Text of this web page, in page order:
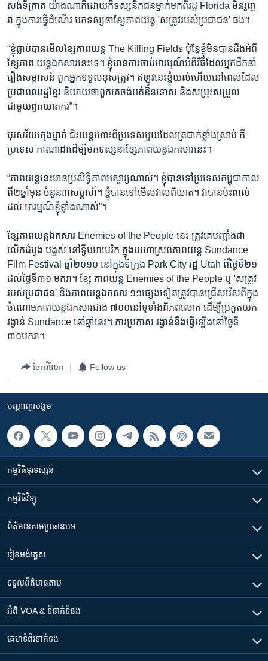
សង់ទីក្រាត យ៉ាង​ណា​ក៏​ដោយ​ក៏​ទស្សនិកជន​ម្នាក់​មក​ពី​រដ្ឋ Florida មិន​រួញ​
រា ក្នុង​ការ​ធ្វើ​ដំណើរ មក​ទស្សនា​ខ្សែភាពយន្ត 'សត្រូវ​របស់​ប្រជាជន' ផង។
“ខ្ញុំ​ធ្លាប់​បាន​មើល​ខ្សែ​ភាព​យន្ត The Killing Fields ប៉ុន្តែ​ខ្ញុំ​មិន​បាន​ដឹង​អំពី​
ខ្សែភាព យន្ត​ឯកសារ​នេះ​ទេ។​ ខ្ញុំ​មាន​ការ​ចាប់​អារម្មណ៍​អំពី​វិធី​ដែល​អ្នក​ដឹកនាំ​
រឿង​សម្ភាសន៍ ពួក​អ្នក​ទទួល​ខុស​ត្រូវ។ ឥឡូវ​នេះ​ខ្ញុំ​យល់​ហើយ​នៅ​ពេល​ដែល​
ប្រជាពលរដ្ឋ​ខ្មែរ និយាយ​ថា​ពួកគេ​ចង់​អត់​ឱន​ទោស និង​សម្រុះ​សម្រួល​
ជាមួយ​ពួក​ឃាតករ”។
បុរស​វ័យ​ក្មេង​ម្នាក់​ ជិះ​យន្តហោះ​ពី​ប្រទេស​មួយ​ដែល​ត្រជាក់​ខ្លាំង​ស្រាប់​ គឺ​
ប្រទេស កាណាដា​ដើម្បី​មក​ទស្សនា​ខ្សែភាពយន្ត​ឯកសារ​នេះ។
“ភាពយន្ត​នេះ​មាន​ប្រសិទ្ធិភាព​អស្ចារ្យ​ណាស់។ ខ្ញុំ​បាន​ទៅ​ប្រទេស​កម្ពុជា​កាល
ពី​២ឆ្នាំ​មុន ចំនួន​៣​សប្តាហ៍។​ ខ្ញុំ​បាន​ទៅ​មើល​វាល​ពិឃាត។ វា​បាន​ប៉ះ​ពាល់​
ដល់ អារម្មណ៍​ខ្ញុំ​ខ្លាំង​ណាស់”។
ខ្សែ​ភាពយន្ត​ឯកសារ Enemies of the People នេះ ត្រូវ​គេ​បញ្ចាំង​ជា​
លើក​ដំបូង បង្អស់ នៅ​ទ្វីបអាមេរិក ក្នុង​មហោស្រព​ភាពយន្ត Sundance
Film Festival ឆ្នាំ២០១០ នៅ​ក្នុង​ទី​ក្រុង Park City រដ្ឋ Utah ពី​ថ្ងៃទី២១​
ដល់​ថ្ងៃ​ទី​៣១ មករា។ ខ្សែ ភាពយន្ត Enemies of the People ឬ 'សត្រូវ​
របស់​ប្រជាជន' និង​ភាពយន្ត​ឯកសារ ១១​ផ្សេង​ទៀត​ត្រូវ​បាន​ជ្រើស​រើស​ពី​ក្នុង​
ចំណោម​ភាពយន្ត​ឯកសារ​ជាង​ ៧០០នៅ​ទូទាំង​ពិភព​លោក ដើម្បី​ប្រកួត​យក​
រង្វាន់ Sundance នៅ​ឆ្នាំ​នេះ។ ការ​ប្រកាស រង្វាន់​នឹង​ធ្វើ​ឡើង​នៅ​ថ្ងៃ​ទី​
៣០មករា។
ចែករំលែក Follow us
បណ្តាញ​សង្គម
កម្មវិធី​ទូរទស្សន៍
កម្មវិធី​វិទ្យុ
ព័ត៌មាន​តាមប្រធានបទ​
រៀន​​អង់គ្លេស
ទទួល​ព័ត៌មាន​តាម
អំពី​ VOA & ទំនាក់ទំនង
គេហទំព័រ​​ទាក់ទង